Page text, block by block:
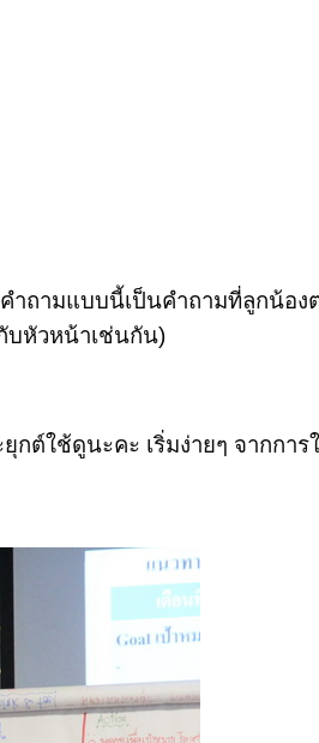
ำถามแบบนี้เป็นคำถามที่ลูกน้อง
บหัวหน้าเช่นกัน)
ยุกต์ใช้ดูนะคะ เริ่มง่ายๆ จากก